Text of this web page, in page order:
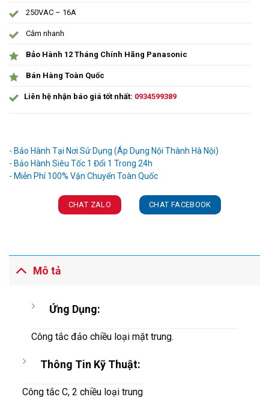
250VAC – 16A
Cắm nhanh
Bảo Hành 12 Tháng Chính Hãng Panasonic
Bán Hàng Toàn Quốc
Liên hệ nhận báo giá tốt nhất: 0934599389
- Bảo Hành Tại Nơi Sử Dụng (Áp Dụng Nội Thành Hà Nội)
- Bảo Hành Siêu Tốc 1 Đổi 1 Trong 24h
CHAT ZALO CHAT FACEBOOK
Mô tả
Ứng Dụng:
Công tắc đảo chiều loại mặt trung.
Thông Tin Kỹ Thuật:
Công tắc C, 2 chiều loại trung